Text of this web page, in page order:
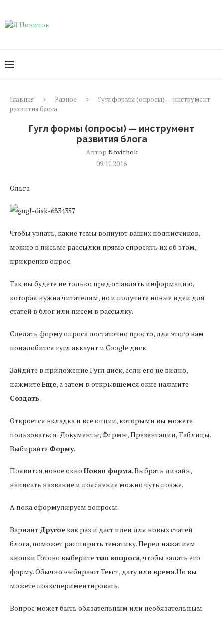
Главная Разное
Гугл формы (опросы) — инструмент
развития блога
Гугл формы (опросы) — инструмент
развития блога
Автор Novichok
09.10.2016
Ольга
Чтобы узнать, какие темы волнуют ваших подписчиков,
можно в письме рассылки прямо спросить их об этом,
прикрепив опрос.
Так вы будете не только предоставлять информацию,
которая нужна читателям, но и получите новые идеи для
статей в блог или писем в рассылку.
Сделать форму опроса достаточно просто, для этого вам
понадобится гугл аккаунт и Google диск.
Зайдите в приложение Гугл диск, если его не видно,
нажмите Еще, а затем в открывшемся окне нажмите
Создать.
Откроется вкладка и все опции, которыми вы можете
пользоваться: Документы, Формы, Презентации, Таблицы.
Выбирайте Форму.
Появится новое окно Новая форма. Выбрать дизайн,
написать название и пояснение можно чуть позже.
А пока сформулируем вопросы.
Вариант Другое как раз и даст идеи для новых статей
блога, поможет расширить тематику. Перед нажатием
кнопки Готово выберите тип вопроса, чтобы задать его
форму. Обычно выбирают Текст, дату или время.Но вы
можете поэкспериментировать.
Вопрос может быть обязательным или необязательным.